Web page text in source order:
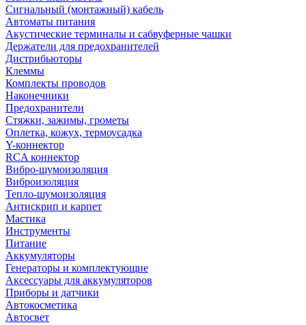
Сигнальный (монтажный) кабель
Автоматы питания
Акустические терминалы и сабвуферные чашки
Держатели для предохранителей
Дистрибьюторы
Клеммы
Комплекты проводов
Наконечники
Предохранители
Стяжки, зажимы, грометы
Оплетка, кожух, термоусадка
Y-коннектор
RCA коннектор
Вибро-шумоизоляция
Виброизоляция
Тепло-шумоизоляция
Антискрип и карпет
Мастика
Инструменты
Питание
Аккумуляторы
Генераторы и комплектующие
Аксессуары для аккумуляторов
Приборы и датчики
Автокосметика
Автосвет